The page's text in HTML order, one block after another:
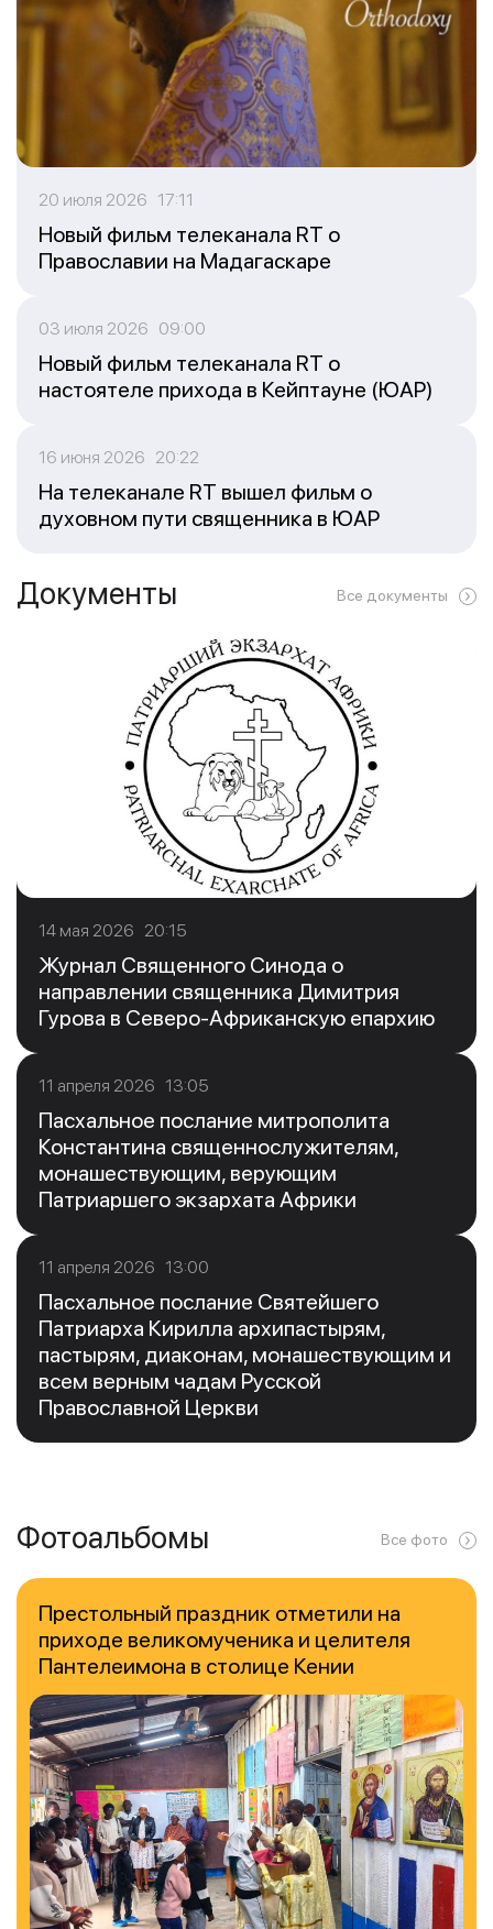
20 июля 2026 17:11
Новый фильм телеканала RT о
Православии на Мадагаскаре
03 июля 2026 09:00
Новый фильм телеканала RT о
настоятеле прихода в Кейптауне (ЮАР)
16 июня 2026 20:22
На телеканале RT вышел фильм о
духовном пути священника в ЮАР
Документы Все документы
14 мая 2026 20:15
Журнал Священного Синода о
направлении священника Димитрия
Гурова в Северо-Африканскую епархию
11 апреля 2026 13:05
Пасхальное послание митрополита
Константина священнослужителям,
монашествующим, верующим
Патриаршего экзархата Африки
11 апреля 2026 13:00
Пасхальное послание Святейшего
Патриарха Кирилла архипастырям,
пастырям, диаконам, монашествующим и
всем верным чадам Русской
Православной Церкви
Фотоальбомы Все фото
Престольный праздник отметили на
приходе великомученика и целителя
Пантелеимона в столице Кении